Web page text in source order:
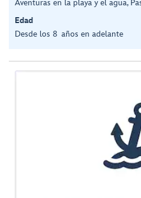
Aventuras en la playa y el agua,
Edad
Desde los 8 años en adelante